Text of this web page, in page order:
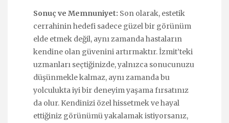
Sonuç ve Memnuniyet: Son olarak, estetik
cerrahinin hedefi sadece güzel bir görünüm
elde etmek değil, aynı zamanda hastaların
kendine olan güvenini artırmaktır. İzmit’teki
uzmanları seçtiğinizde, yalnızca sonucunuzu
düşünmekle kalmaz, aynı zamanda bu
yolculukta iyi bir deneyim yaşama fırsatınız
da olur. Kendinizi özel hissetmek ve hayal
ettiğiniz görünümü yakalamak istiyorsanız,